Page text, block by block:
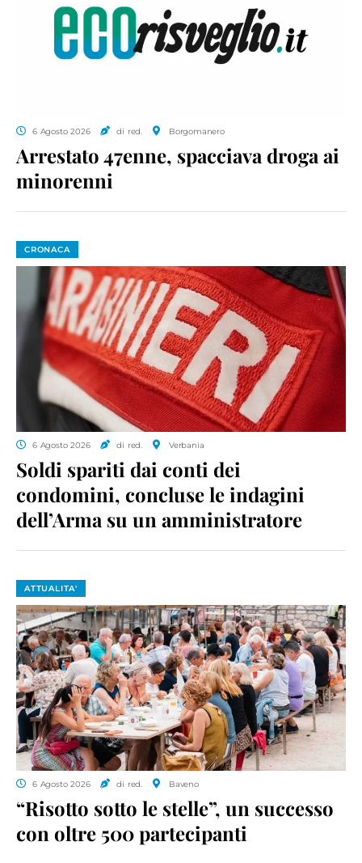
6 Agosto 2026 di red. Borgomanero
Arrestato 47enne, spacciava droga ai
minorenni
CRONACA
6 Agosto 2026 di red. Verbania
Soldi spariti dai conti dei
condomini, concluse le indagini
dell’Arma su un amministratore
ATTUALITA'
6 Agosto 2026 di red. Baveno
“Risotto sotto le stelle”, un successo
con oltre 500 partecipanti